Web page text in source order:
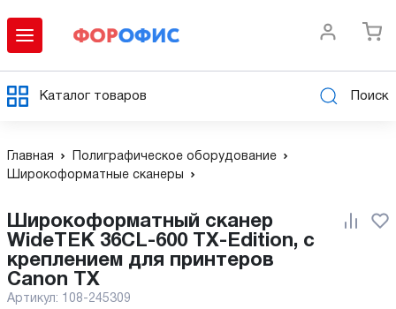
Каталог товаров Поиск
Главная
Полиграфическое оборудование
Широкоформатные сканеры
Широкоформатный сканер
WideTEK 36CL-600 TX-Edition, с
креплением для принтеров
Canon TX
Артикул: 108-245309